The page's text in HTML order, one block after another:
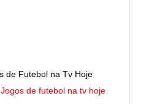
Jogos de futebol na tv hoje